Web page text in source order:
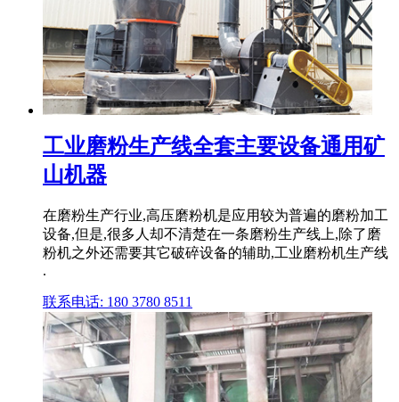
工业磨粉生产线全套主要设备通用矿
山机器
在磨粉生产行业,高压磨粉机是应用较为普遍的磨粉加工
设备,但是,很多人却不清楚在一条磨粉生产线上,除了磨
粉机之外还需要其它破碎设备的辅助,工业磨粉机生产线
.
联系电话: 180 3780 8511